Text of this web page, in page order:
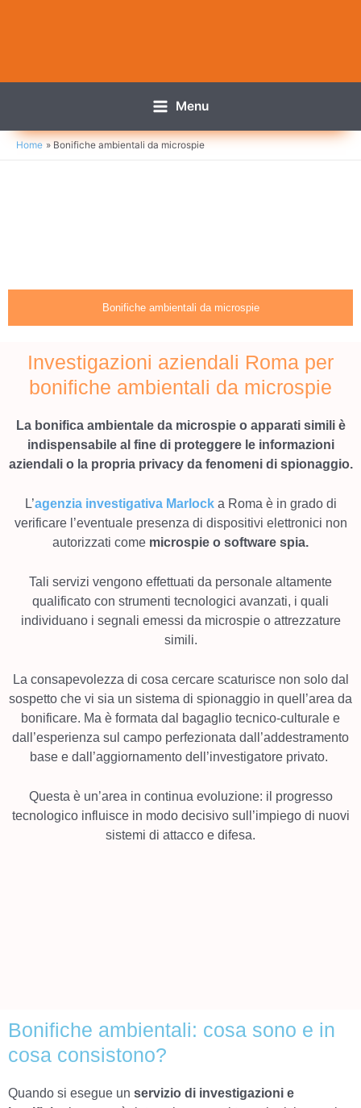
Menu
Home Bonifiche ambientali da microspie
Bonifiche ambientali da microspie
Investigazioni aziendali Roma per
bonifiche ambientali da microspie
La bonifica ambientale da microspie o apparati simili è
indispensabile al fine di proteggere le informazioni
aziendali o la propria privacy da fenomeni di spionaggio.
L’agenzia investigativa Marlocka Roma è in grado di
verificare l’eventuale presenza di dispositivi elettronici non
autorizzati come microspie o software spia.
Tali servizi vengono effettuati da personale altamente
qualificato con strumenti tecnologici avanzati, i quali
individuano i segnali emessi da microspie o attrezzature
simili.
La consapevolezza di cosa cercare scaturisce non solo dal
sospetto che vi sia un sistema di spionaggio in quell’area da
bonificare. Ma è formata dal bagaglio tecnico-culturale e
dall’esperienza sul campo perfezionata dall’addestramento
base e dall’aggiornamento dell’investigatore privato.
Questa è un’area in continua evoluzione: il progresso
tecnologico influisce in modo decisivo sull’impiego di nuovi
sistemi di attacco e difesa.
Bonifiche ambientali: cosa sono e in
cosa consistono?
Quando si esegue un servizio di investigazioni e